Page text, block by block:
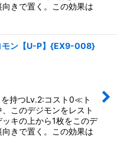
きで置く。この効果は
ン【U-P】{EX9-008}
を持つLv.2:コスト0≪ト
このデジモンをレスト
キの上から1枚をこのデ
きで置く。この効果は